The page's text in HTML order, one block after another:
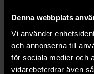
Denna webbplats
Vi använder
och annonserna till
för sociala medier och
vidarebefordrar även
Beställ